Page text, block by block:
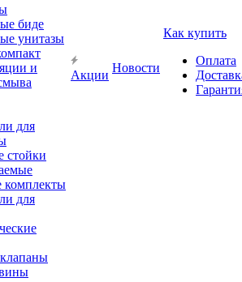
биде
унитазы
и
для
стойки
комплекты
для
Акции
Новости
Как купить
Оплата